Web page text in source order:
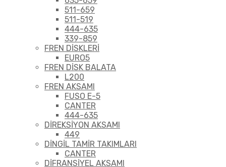
511-659
511-519
444-635
339-859
FREN DİSKLERİ
EURO5
FREN DİSK BALATA
L200
FREN AKSAMI
FUSO E-5
CANTER
444-635
DİREKSİYON AKSAMI
449
DİNGİL TAMİR TAKIMLARI
CANTER
DİFRANSİYEL AKSAMI